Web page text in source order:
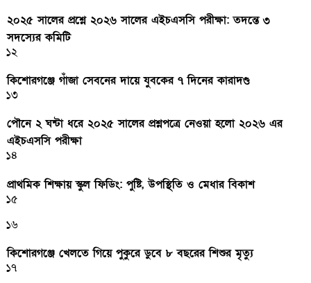
২০২৫ সালের প্রশ্নে ২০২৬ সালের এইচএসসি পরীক্ষা: তদন্তে ৩
সদস্যের কমিটি
১২
কিশোরগঞ্জে গাঁজা সেবনের দায়ে যুবকের ৭ দিনের কারাদণ্ড
১৩
পৌনে ২ ঘন্টা ধরে ২০২৫ সালের প্রশ্নপত্রে নেওয়া হলো ২০২৬ এর
এইচএসসি পরীক্ষা
১৪
প্রাথমিক শিক্ষায় স্কুল ফিডিং: পুষ্টি, উপস্থিতি ও মেধার বিকাশ
১৫
১৬
কিশোরগঞ্জে খেলতে গিয়ে পুকুরে ডুবে ৮ বছরের শিশুর মৃত্যু
১৭